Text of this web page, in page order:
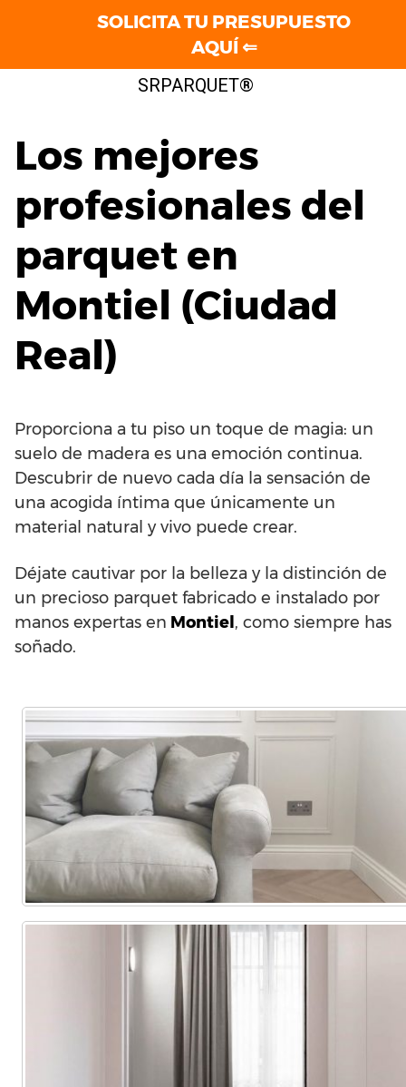
SRPARQUET®
Los mejores
profesionales del
parquet en
Montiel (Ciudad
Real)
Proporciona a tu piso un toque de magia: un
suelo de madera es una emoción continua.
Descubrir de nuevo cada día la sensación de
una acogida íntima que únicamente un
material natural y vivo puede crear.
Déjate cautivar por la belleza y la distinción de
un precioso parquet fabricado e instalado por
manos expertas en Montiel , como siempre has
soñado.
SOLICITA TU PRESUPUESTO
AQUÍ ⇐